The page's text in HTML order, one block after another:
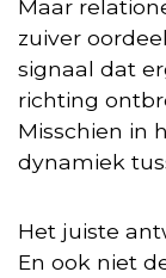
Maar
zuiver
signaal dat
richting
Misschien in
dynamiek
Het juiste
En ook niet